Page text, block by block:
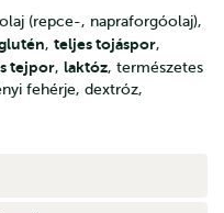
(repce-, napraforgóolaj),
, teljes tojáspor,
tejpor, laktóz, természetes
fehérje, dextróz,